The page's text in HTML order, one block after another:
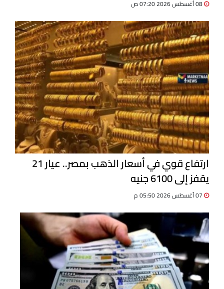
ارتفاع قوي في أسعار الذهب بمصر.. عيار 21
يقفز إلى 6100 جنيه